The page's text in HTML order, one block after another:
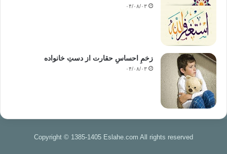
۰۴/۰۸/۰۳
زخمِ احساسِ حقارت از دستِ خانواده
۰۴/۰۸/۰۳
Copyright © 1385-1405 Eslahe.com All rights reserved